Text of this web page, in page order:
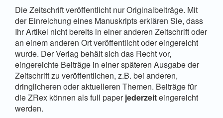
Die Zeitschrift veröffentlicht nur Originalbeiträge. Mit
der Einreichung eines Manuskripts erklären Sie, dass
Ihr Artikel nicht bereits in einer anderen Zeitschrift oder
an einem anderen Ort veröffentlicht oder eingereicht
wurde. Der Verlag behält sich das Recht vor,
eingereichte Beiträge in einer späteren Ausgabe der
Zeitschrift zu veröffentlichen, z.B. bei anderen,
dringlicheren oder aktuelleren Themen. Beiträge für
die ZRex können als full paperjederzeiteingereicht
werden.